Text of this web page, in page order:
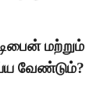
மற்றும்
வேண்டும்?